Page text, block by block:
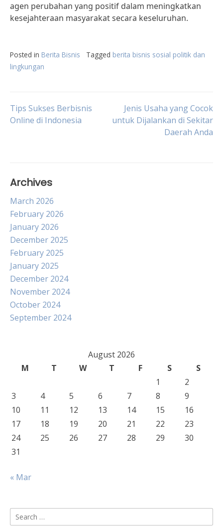
agen perubahan yang positif dalam meningkatkan
kesejahteraan masyarakat secara keseluruhan.
Posted in Berita Bisnis Tagged berita bisnis sosial politik dan
lingkungan
Post
Tips Sukses Berbisnis
Online di Indonesia
Jenis Usaha yang Cocok
untuk Dijalankan di Sekitar
Daerah Anda
Archives
March 2026
February 2026
January 2026
December 2025
February 2025
January 2025
December 2024
November 2024
October 2024
September 2024
August 2026
M
T W T F S
S
1
2
3
4 5 6 7 8
9
10
11 12 13 14 15
16
17
18 19 20 21 22
23
24
25 26 27 28 29
30
31
« Mar
Search
for: